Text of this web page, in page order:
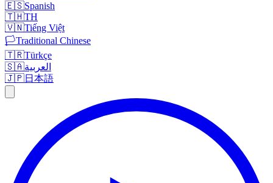
🇪🇸Spanish
🇹🇭TH
🇻🇳Tiếng Việt
🏳️Traditional Chinese
🇹🇷Türkçe
🇸🇦العربية
🇯🇵日本語